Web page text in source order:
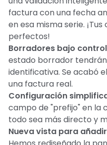
factura con una fecha
en esa misma serie.
perfectos!
Borradores bajo
estado borrador
identificativa. Se acabó
una factura real.
Configuración
campo de "prefijo" en la
todo sea más directo y
Nueva vista para